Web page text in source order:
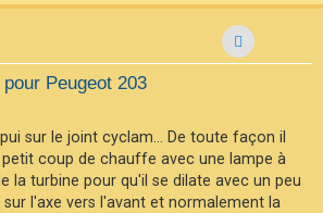
Peugeot 203
sur le joint cyclam... De toute façon il
coup de chauffe avec une lampe à
la turbine pour qu'il se dilate avec un peu
l'axe vers l'avant et normalement la